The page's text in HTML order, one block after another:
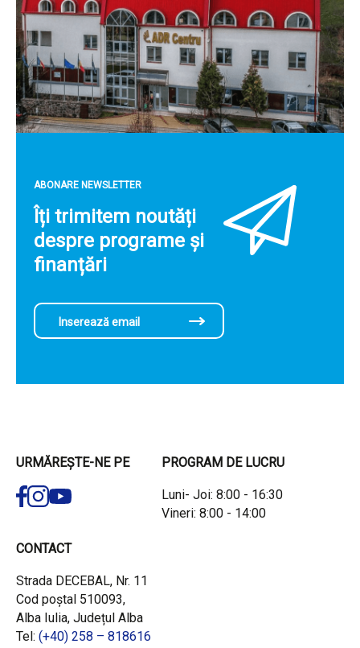
ABONARE NEWSLETTER
Îți trimitem noutăți
despre programe și
finanțări
URMĂREȘTE-NE PE PROGRAM DE LUCRU
Luni- Joi: 8:00 - 16:30
Vineri: 8:00 - 14:00
CONTACT
Strada DECEBAL, Nr. 11
Cod poștal 510093,
Alba Iulia, Județul Alba
Tel: (+40) 258 – 818616